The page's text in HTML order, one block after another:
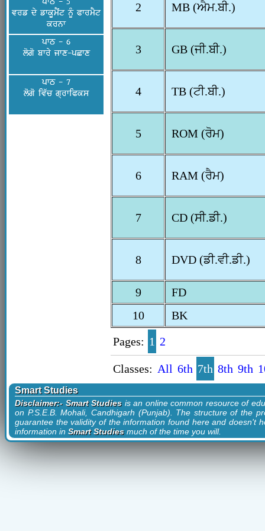
ਵਰਡ ਦੇ ਡਾਕੂਮੈਂਟ ਨੂੰ ਫਾਰਮੈਟ
ਕਰਨਾ
ਪਾਠ - 6
ਲੋਗੋ ਬਾਰੇ ਜਾਣ-ਪਛਾਣ
ਪਾਠ - 7
ਲੋਗੋ ਵਿੱਚ ਗ੍ਰਾਫਿਕਸ
2 MB (ਐਮ.ਬੀ.)
3 GB (ਜੀ.ਬੀ.)
4 TB (ਟੀ.ਬੀ.)
5 ROM (ਰੋਮ)
6 RAM (ਰੈਮ)
7 CD (ਸੀ.ਡੀ.)
8 DVD (ਡੀ.ਵੀ.ਡੀ.)
9
FD
10
BK
Pages: 1 2
Classes: All 6th 7th 8th 9th
Smart Studies
Disclaimer:- Smart Studiesis an online common resource of
on P.S.E.B. Mohali, Candhigarh (Punjab). The structure of the
guarantee the validity of the information found here and doesn't
information in Smart Studiesmuch of the time you will.